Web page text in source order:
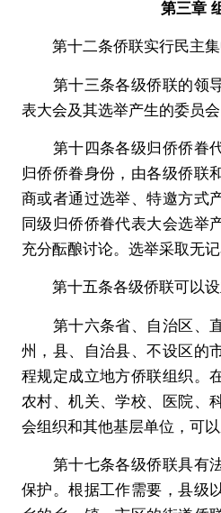
第三章
第十二条侨联实行民主集
第十三条各级侨联的领
表大会及其选举产生的委员会
第十四条各级归侨侨眷
归侨侨眷身份，由各级侨联
商或者通过选举、特邀方式
同级归侨侨眷代表大会选举
充分酝酿讨论。选举采取无记
第十五条各级侨联可以设
第十六条省、自治区、
州，县、自治县、不设区的
程规定成立地方侨联组织。
农村、机关、学校、医院、
会组织和其他基层单位，可以
第十七条各级侨联具有
保护。根据工作需要，县级